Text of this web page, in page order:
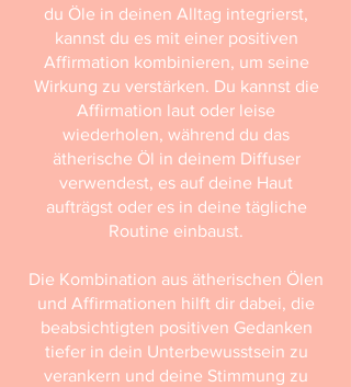
du Öle in deinen Alltag integrierst,
kannst du es mit einer positiven
Affirmation kombinieren, um seine
Wirkung zu verstärken. Du kannst die
Affirmation laut oder leise
wiederholen, während du das
ätherische Öl in deinem Diffuser
verwendest, es auf deine Haut
aufträgst oder es in deine tägliche
Routine einbaust.
Die Kombination aus ätherischen Ölen
und Affirmationen hilft dir dabei, die
beabsichtigten positiven Gedanken
tiefer in dein Unterbewusstsein zu
verankern und deine Stimmung zu